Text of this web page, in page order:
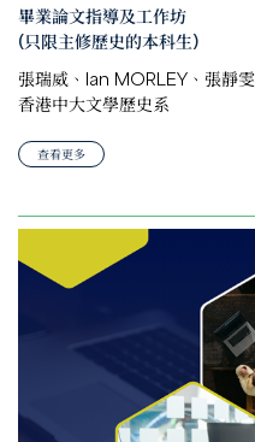
畢業論文指導及工作坊
(只限主修歷史的本科生)
張瑞威、Ian MORLEY、張靜雯
香港中大文學歷史系
查看更多